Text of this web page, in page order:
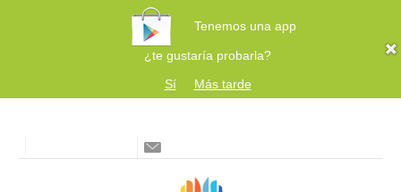
Tenemos una app
¿te gustaría probarla?
Sí
Más tarde